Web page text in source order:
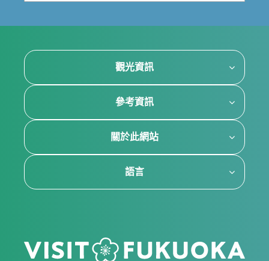
觀光資訊
參考資訊
關於此網站
語言